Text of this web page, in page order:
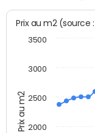
Prix au m2
Prix au m2
2000
2500
3000
3500